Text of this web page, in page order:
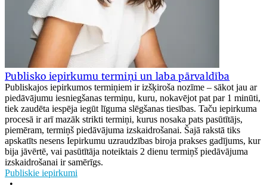
Publisko iepirkumu termiņi un laba pārvaldība
Publiskajos iepirkumos termiņiem ir izšķiroša nozīme – sākot jau ar
piedāvājumu iesniegšanas termiņu, kuru, nokavējot pat par 1 minūti,
tiek zaudēta iespēja iegūt līguma slēgšanas tiesības. Taču iepirkuma
procesā ir arī mazāk strikti termiņi, kurus nosaka pats pasūtītājs,
piemēram, termiņš piedāvājuma izskaidrošanai. Šajā rakstā tiks
apskatīts nesens Iepirkumu uzraudzības biroja prakses gadījums, kur
bija jāvērtē, vai pasūtītāja noteiktais 2 dienu termiņš piedāvājuma
izskaidrošanai ir samērīgs.
Publiskie iepirkumi